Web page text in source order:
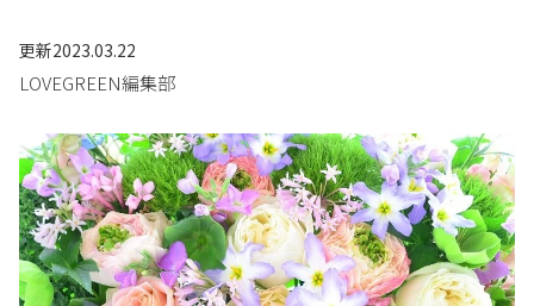
更新2023.03.22
LOVEGREEN編集部